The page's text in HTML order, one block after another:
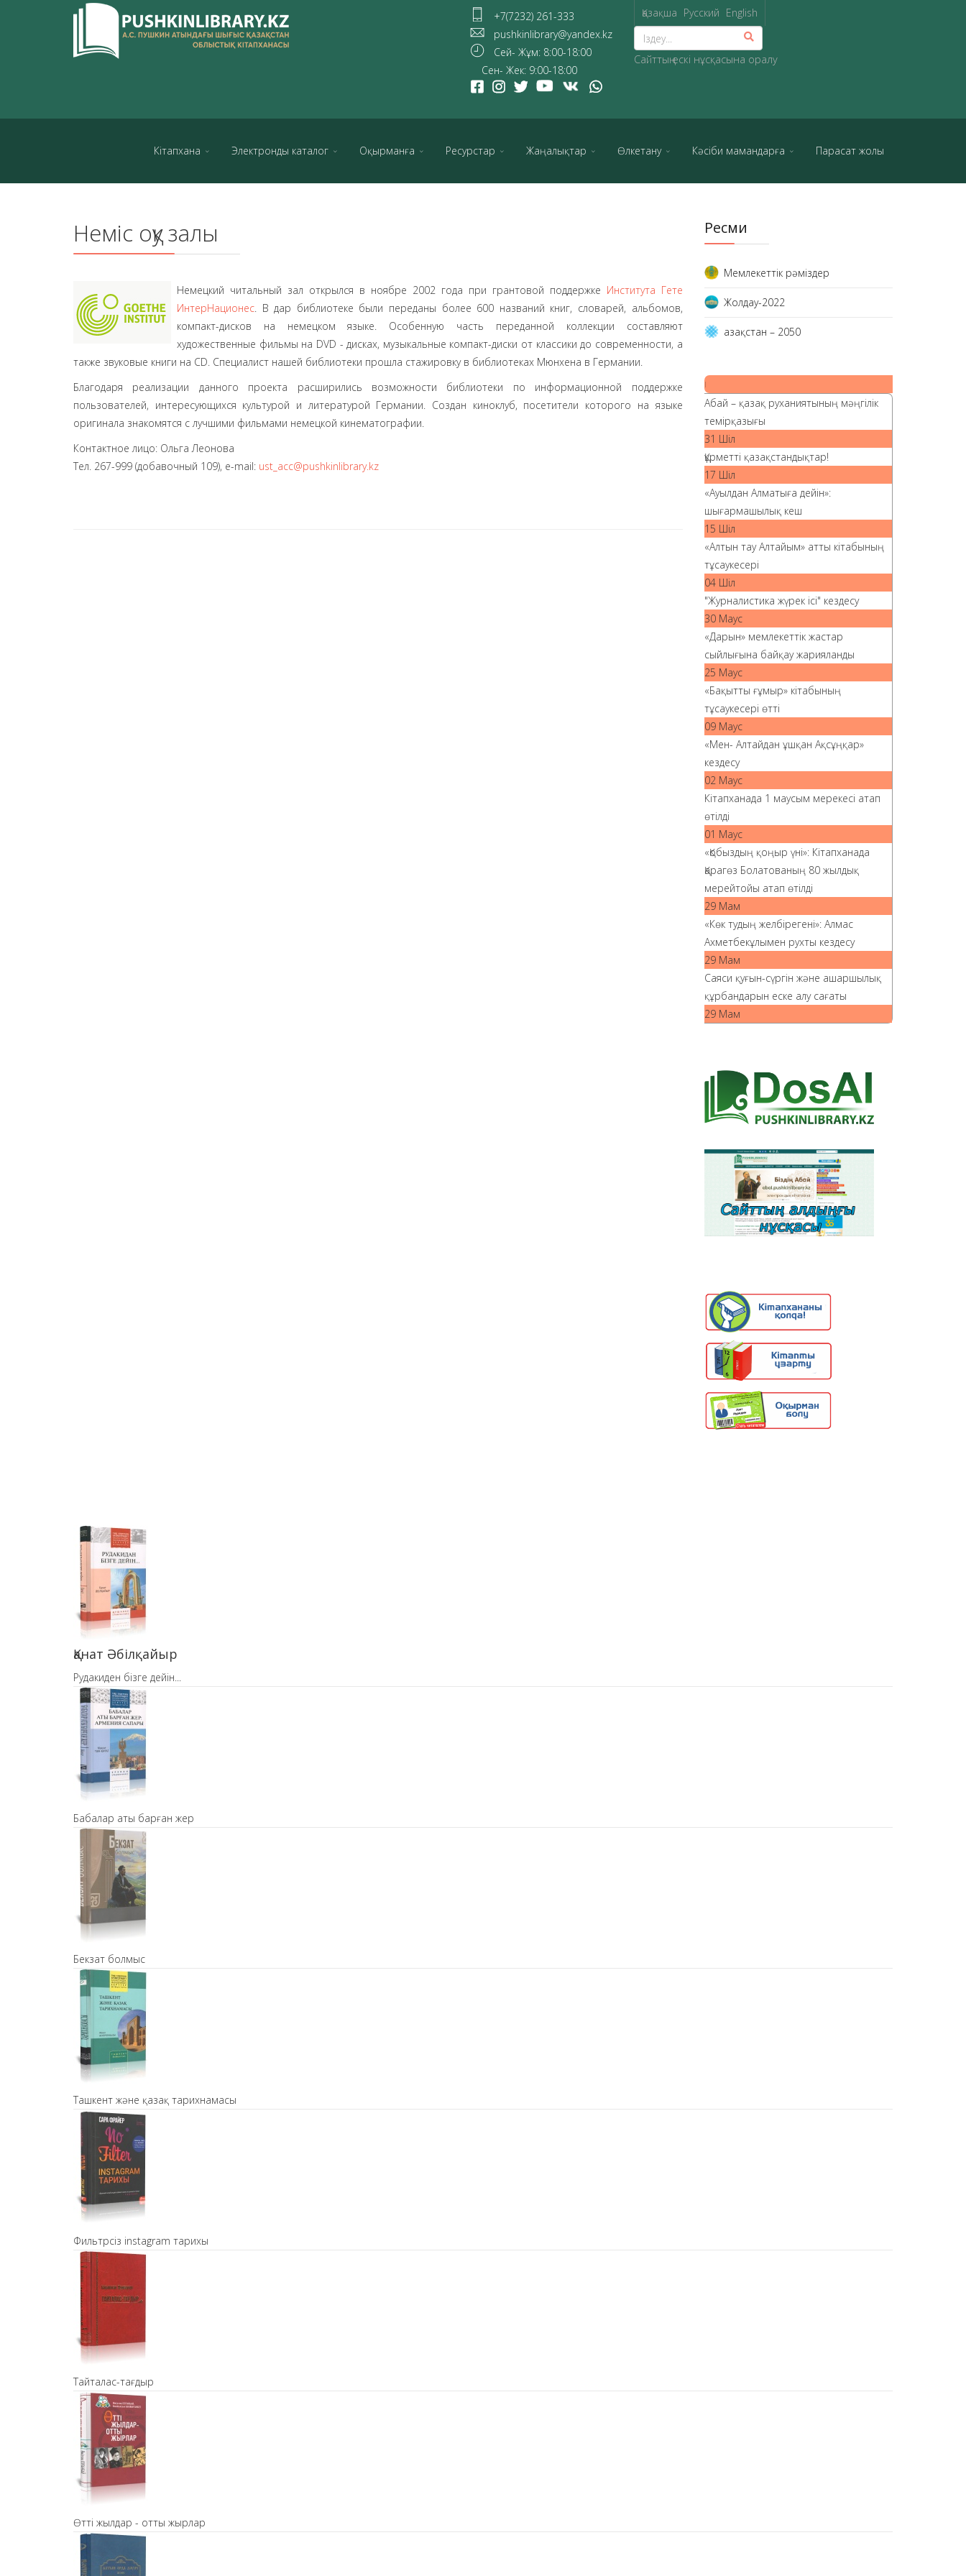
+7(7232) 261-333
pushkinlibrary@yandex.kz
Сей- Жұм: 8:00-18:00
Сен- Жек: 9:00-18:00
Қазақша Русский English
Сайттың ескі нұсқасына оралу
Кітапхана Электронды каталог Оқырманға Ресурстар Жаңалықтар Өлкетану Кәсіби мамандарға Парасат жолы
Неміс оқу залы
Немецкий читальный зал открылся в ноябре 2002 года при грантовой поддержке Института Гете
ИнтерНационес. В дар библиотеке были переданы более 600 названий книг, словарей, альбомов,
компакт-дисков на немецком языке. Особенную часть переданной коллекции составляют
художественные фильмы на DVD - дисках, музыкальные компакт-диски от классики до современности, а
также звуковые книги на СD. Специалист нашей библиотеки прошла стажировку в библиотеках Мюнхена в Германии.
Благодаря реализации данного проекта расширились возможности библиотеки по информационной поддержке
пользователей, интересующихся культурой и литературой Германии. Создан киноклуб, посетители которого на языке
оригинала знакомятся с лучшими фильмами немецкой кинематографии.
Контактное лицо: Ольга Леонова
Тел. 267-999 (добавочный 109), e-mail: ust_acc@pushkinlibrary.kz
Ресми
Мемлекеттік рәміздер
Жолдау-2022
Қазақстан – 2050
Абай – қазақ руханиятының мәңгілік
темірқазығы
31 Шіл
Құрметті қазақстандықтар!
17 Шіл
«Ауылдан Алматыға дейін»:
шығармашылық кеш
15 Шіл
«Алтын тау Алтайым» атты кітабының
тұсаукесері
04 Шіл
"Журналистика жүрек ісі" кездесу
30 Маус
«Дарын» мемлекеттік жастар
сыйлығына байқау жарияланды
25 Маус
«Бақытты ғұмыр» кітабының
тұсаукесері өтті
09 Маус
«Мен- Алтайдан ұшқан Ақсұңқар»
кездесу
02 Маус
Кітапханада 1 маусым мерекесі атап
өтілді
01 Маус
«Қобыздың қоңыр үні»: Кітапханада
Қарагөз Болатованың 80 жылдық
мерейтойы атап өтілді
29 Мам
«Көк тудың желбірегені»: Алмас
Ахметбекұлымен рухты кездесу
29 Мам
Саяси қуғын-сүргін және ашаршылық
құрбандарын еске алу сағаты
29 Мам
Қанат Әбілқайыр
Рудакиден бізге дейін...
Бабалар аты барған жер
Бекзат болмыс
Ташкент және қазақ тарихнамасы
Фильтрсіз instagram тарихы
Тайталас-тағдыр
Өтті жылдар - отты жырлар